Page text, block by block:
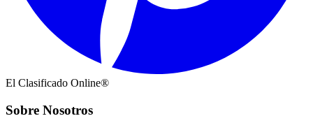
El Clasificado Online®
Sobre Nosotros